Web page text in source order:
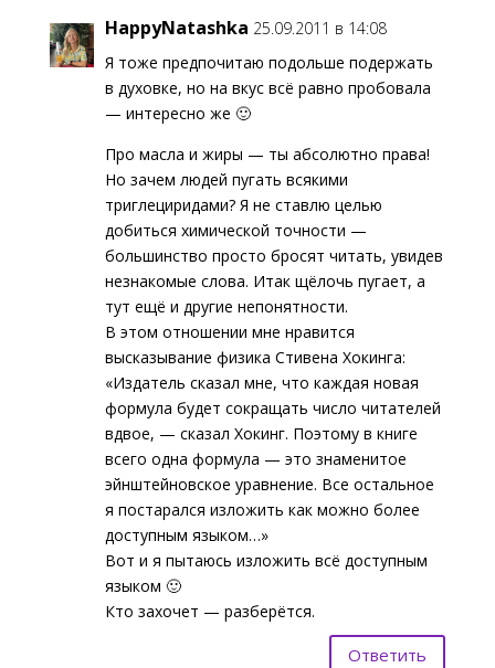
HappyNatashka 25.09.2011 в 14:08
Я тоже предпочитаю подольше подержать
в духовке, но на вкус всё равно пробовала
— интересно же 🙂
Про масла и жиры — ты абсолютно права!
Но зачем людей пугать всякими
триглециридами? Я не ставлю целью
добиться химической точности —
большинство просто бросят читать, увидев
незнакомые слова. Итак щёлочь пугает, а
тут ещё и другие непонятности.
В этом отношении мне нравится
высказывание физика Стивена Хокинга:
«Издатель сказал мне, что каждая новая
формула будет сокращать число читателей
вдвое, — сказал Хокинг. Поэтому в книге
всего одна формула — это знаменитое
эйнштейновское уравнение. Все остальное
я постарался изложить как можно более
доступным языком…»
Вот и я пытаюсь изложить всё доступным
языком 🙂
Кто захочет — разберётся.
Ответить